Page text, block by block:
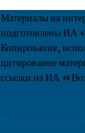
Материалы на
подготовлены ИА
Копирование,
цитирование
ссылки на ИА